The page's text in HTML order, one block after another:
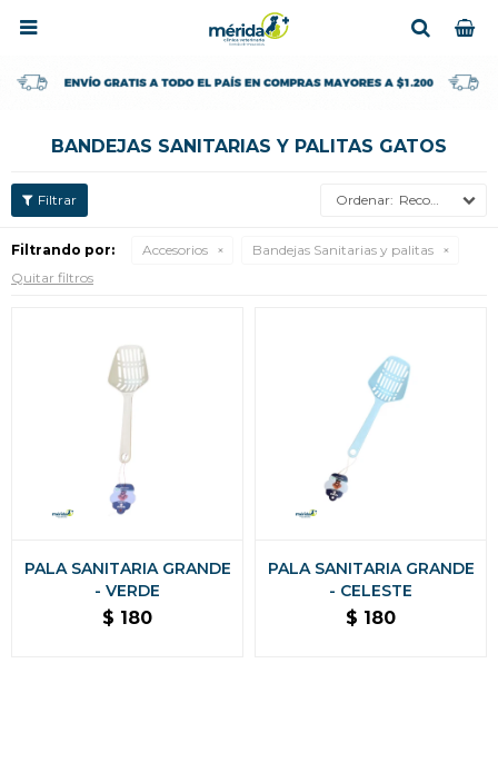

BANDEJAS SANITARIAS Y PALITAS GATOS
Recomendados
Filtrando por: Accesorios
Bandejas Sanitarias y palitas
Quitar filtros
PALA SANITARIA GRANDE
- VERDE
$ 180
PALA SANITARIA GRANDE
- CELESTE
$ 180